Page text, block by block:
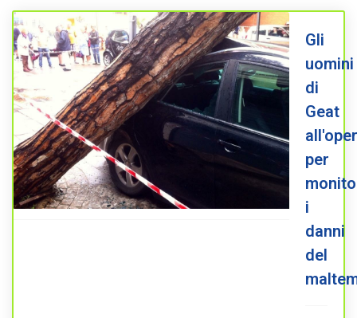
Gli
uomini
di
Geat
per
i
danni
del